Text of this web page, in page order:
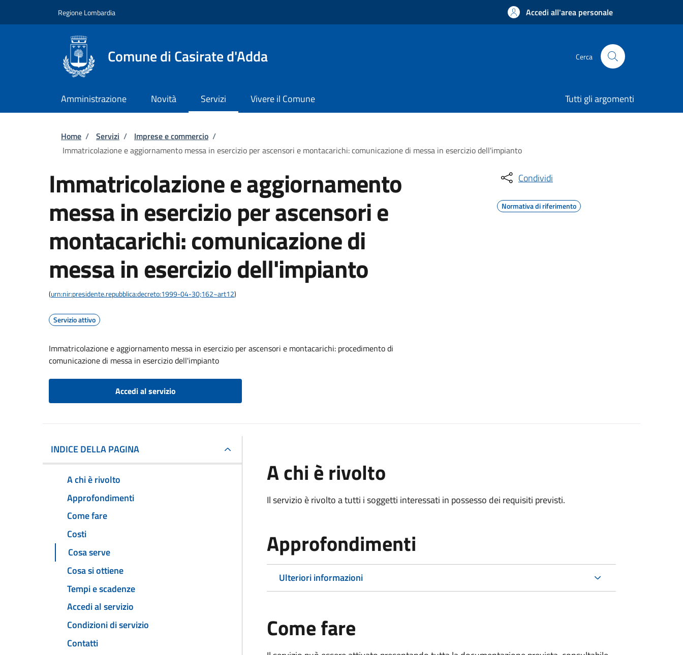
Regione Lombardia Accedi all'area personale
Comune di Casirate d'Adda Cerca
Amministrazione Novità Servizi Vivere il Comune Tutti gli argomenti
Briciole di pane
Home / Servizi / Imprese e commercio /
Immatricolazione e aggiornamento messa in esercizio per ascensori e montacarichi: comunicazione di messa in esercizio dell'impianto
Immatricolazione e aggiornamento
messa in esercizio per ascensori e
montacarichi: comunicazione di
messa in esercizio dell'impianto
(urn:nir:presidente.repubblica:decreto:1999-04-30;162~art12)
Servizio attivo
Immatricolazione e aggiornamento messa in esercizio per ascensori e montacarichi: procedimento di
comunicazione di messa in esercizio dell'impianto
Accedi al servizio
Condividi
Normativa di riferimento
INDICE DELLA PAGINA
A chi è rivolto
Approfondimenti
Come fare
Costi
Cosa serve
Cosa si ottiene
Tempi e scadenze
Accedi al servizio
Condizioni di servizio
Contatti
A chi è rivolto
Il servizio è rivolto a tutti i soggetti interessati in possesso dei requisiti previsti.
Approfondimenti
Ulteriori informazioni
Come fare